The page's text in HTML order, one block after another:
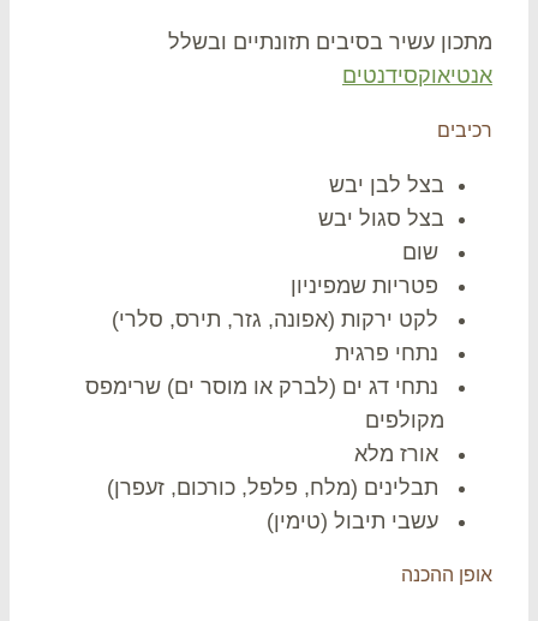
עשיר בסיבים תזונתיים ובשלל
בצל לבן יבש
בצל סגול יבש
פטריות שמפיניון
לקט ירקות (אפונה, גזר, תירס, סלרי)
נתחי פרגית
נתחי דג ים (לברק או מוסר ים) שרימפס
מקולפים
אורז מלא
תבלינים (מלח, פלפל, כורכום, זעפרן)
עשבי תיבול (טימין)
ההכנה